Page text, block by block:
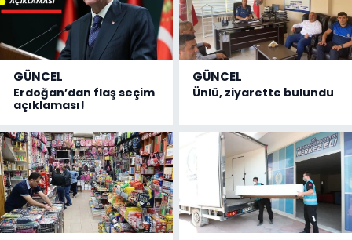
GÜNCEL
Erdoğan’dan flaş seçim
açıklaması!
GÜNCEL
Ünlü, ziyarette bulundu